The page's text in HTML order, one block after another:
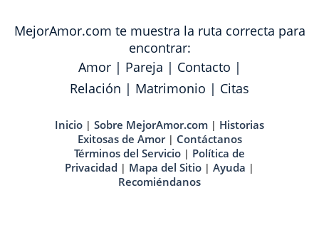
MejorAmor.com te muestra la ruta correcta para
encontrar:
Amor| Pareja | Contacto |
Relación | Matrimonio | Citas
Inicio | Sobre MejorAmor.com | Historias
Exitosas de Amor| Contáctanos
Términos del Servicio | Política de
Privacidad | Mapa del Sitio | Ayuda |
Recomiéndanos